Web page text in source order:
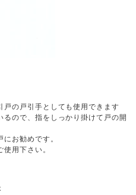
戸の戸引手としても使用できます
ので、指をしっかり掛けて戸の開
お勧めです。
用下さい。